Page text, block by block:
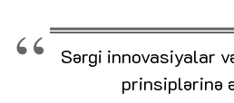
Sərgi innovasiyalar
prinsiplərinə